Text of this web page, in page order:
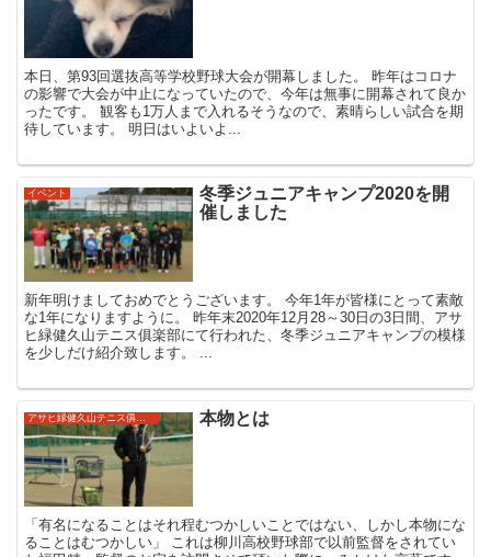
本日、第93回選抜高等学校野球大会が開幕しました。 昨年はコロナ
の影響で大会が中止になっていたので、今年は無事に開幕されて良か
ったです。 観客も1万人まで入れるそうなので、素晴らしい試合を期
待しています。 明日はいよいよ...
イベント
冬季ジュニアキャンプ2020を開
催しました
新年明けましておめでとうございます。 今年1年が皆様にとって素敵
な1年になりますように。 昨年末2020年12月28～30日の3日間、アサ
ヒ緑健久山テニス俱楽部にて行われた、冬季ジュニアキャンプの模様
を少しだけ紹介致します。 ...
本物とは
「有名になることはそれ程むつかしいことではない、しかし本物にな
ることはむつかしい」 これは柳川高校野球部で以前監督をされてい